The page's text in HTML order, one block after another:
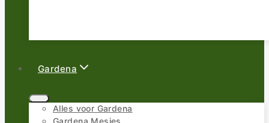
Gardena
Alles voor Gardena